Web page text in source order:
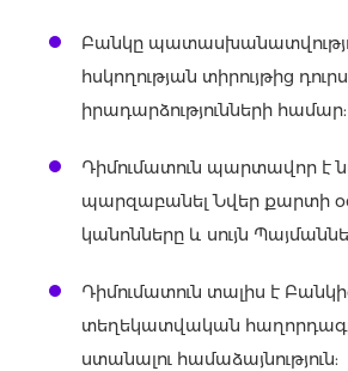
Բանկը
հսկողության տիրույթից
իրադարձությունների համար:
Դիմումատուն պարտավոր է
պարզաբանել Նվեր քարտի
կանոնները և սույն
Դիմումատուն տալիս է
տեղեկատվական
ստանալու համաձայնություն: